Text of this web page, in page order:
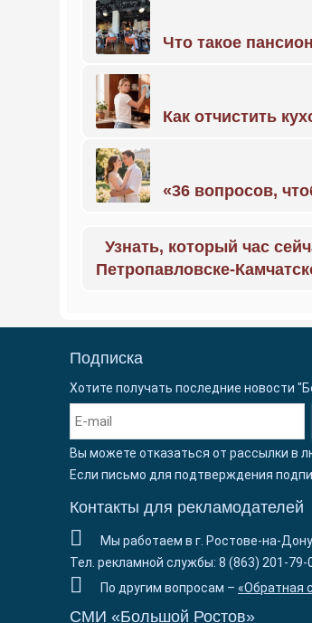
Что такое
Как отчистить
«36 вопросов,
Узнать, который час
Петропавловске-
Подписка
Хотите получать последние новости
Вы можете отказаться от рассылки в
Если письмо для подтверждения
Контакты для рекламодателей
Мы работаем в г. Ростове-на-
Тел. рекламной службы: 8 (863) 201-79-
По другим вопросам – «Обратная
СМИ «Большой Ростов»